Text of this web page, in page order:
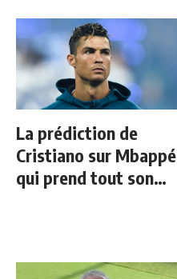
La prédiction de
Cristiano sur Mbappé
qui prend tout son